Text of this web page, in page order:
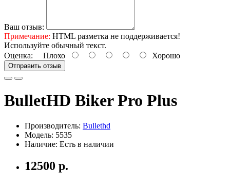
Ваш отзыв:
Примечание: HTML разметка не поддерживается!
Используйте обычный текст.
Оценка: Плохо Хорошо
Отправить отзыв
BulletHD Biker Pro Plus
Производитель: Bullethd
Модель: 5535
Наличие: Есть в наличии
12500 р.